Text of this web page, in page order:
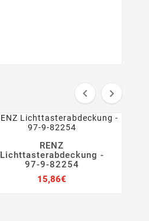
 
   
RENZ
Lichttasterabdeckung -
97-9-82254
15,86€